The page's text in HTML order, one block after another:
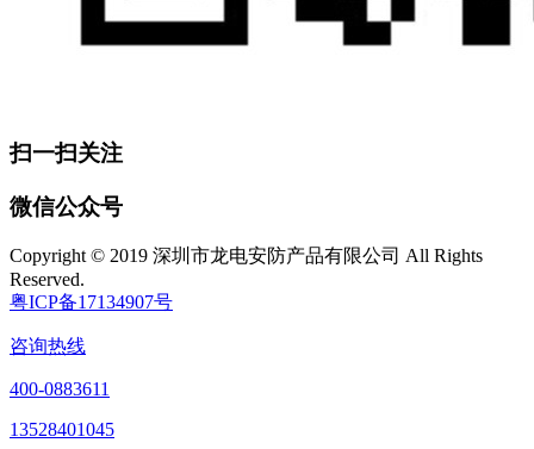
扫一扫关注
微信公众号
Copyright © 2019 深圳市龙电安防产品有限公司 All Rights
Reserved.
粤ICP备17134907号
咨询热线
400-0883611
13528401045